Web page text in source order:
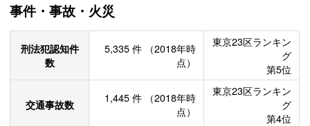
事件・事故・火災
刑法犯認知件
数
5,335 件
（2018年時
点）
東京23区ランキン
グ
第5位
交通事故数 1,445 件
（2018年時
点）
東京23区ランキン
グ
第4位